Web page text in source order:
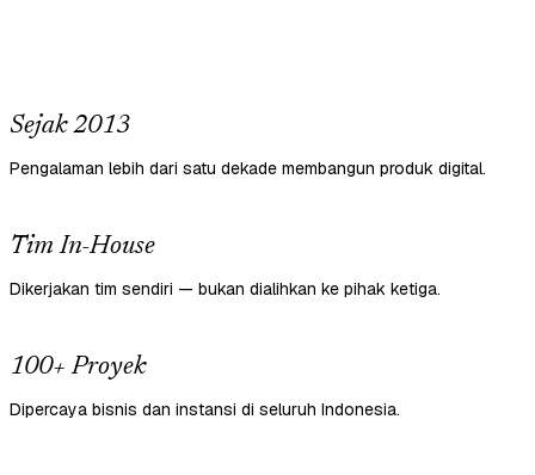
Sejak 2013
Pengalaman lebih dari satu dekade membangun produk digital.
Tim In-House
Dikerjakan tim sendiri — bukan dialihkan ke pihak ketiga.
100+ Proyek
Dipercaya bisnis dan instansi di seluruh Indonesia.